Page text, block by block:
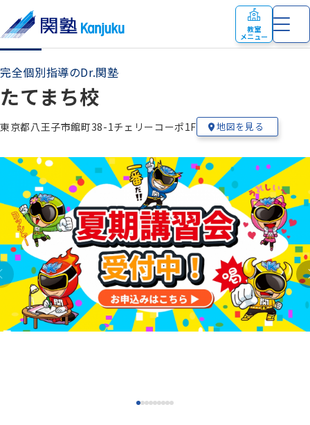
教室
メニュー
中学生の個別指導・少人数制指導
高校生 の個別指導
完全個別指導 Dr. 関塾
教室の特色 お知らせ
塾生の在籍校 時間割
合格実績 授業料
教室案内
お気軽にお問い合わせください！
資料請求
完全個別指導のDr.関塾
たてまち校
東京都八王子市館町38-1チェリーコーポ1F 地図を見る